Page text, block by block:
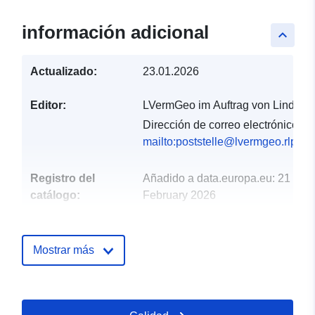
keyboard_arrow_up
información adicional
Actualizado: 23.01.2026
Editor:
LVermGeo im Auftrag von Lind
Dirección de correo electrónico:
mailto:poststelle@lvermgeo.rlp.de
Registro del
catálogo:
Añadido a data.europa.eu: 21
February 2026
Espacial:
50.4875 ], [ 6.91084,
Mostrar más